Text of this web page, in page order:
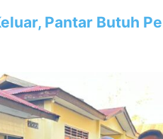
Pantar Butuh